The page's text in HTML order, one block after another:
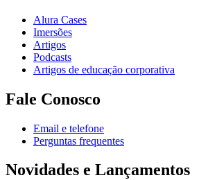
Alura Cases
Imersões
Artigos
Podcasts
Artigos de educação corporativa
Fale Conosco
Email e telefone
Perguntas frequentes
Novidades e Lançamentos